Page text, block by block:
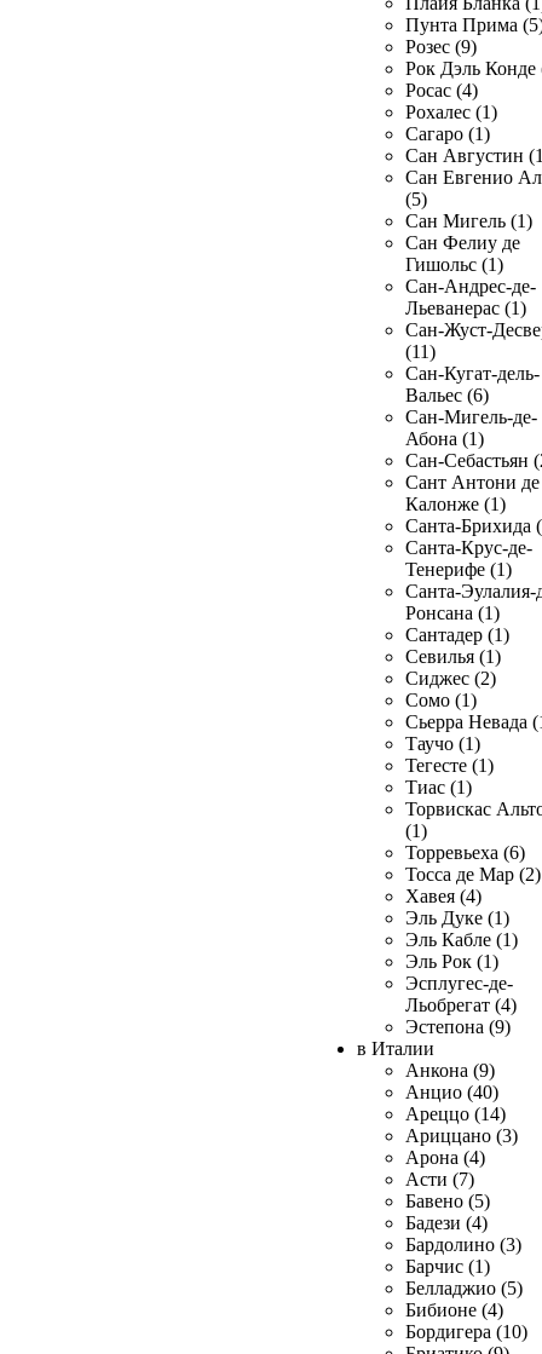
Пунта Прима
Розес (9)
Рок Дэль Конде
Росас (4)
Рохалес (1)
Сагаро (1)
Сан Августин
Сан Евгенио
(5)
Сан Мигель (1)
Сан Фелиу де
Гишольс (1)
Сан-Андрес-де-
Льеванерас (1)
Сан-Жуст-
(11)
Сан-Кугат-дель-
Вальес (6)
Сан-Мигель-де-
Абона (1)
Сан-Себастьян
Сант Антони де
Калонже (1)
Санта-Брихида
Санта-Крус-де-
Тенерифе (1)
Санта-Эулалия-
Ронсана (1)
Сантадер (1)
Севилья (1)
Сиджес (2)
Сомо (1)
Сьерра Невада
Таучо (1)
Тегесте (1)
Тиас (1)
Торвискас
(1)
Торревьеха (6)
Тосса де Мар (2)
Хавея (4)
Эль Дуке (1)
Эль Кабле (1)
Эль Рок (1)
Эсплугес-де-
Льобрегат (4)
Эстепона (9)
в Италии
Анкона (9)
Анцио (40)
Ареццо (14)
Ариццано (3)
Арона (4)
Асти (7)
Бавено (5)
Бадези (4)
Бардолино (3)
Барчис (1)
Белладжио (5)
Бибионе (4)
Бордигера (10)